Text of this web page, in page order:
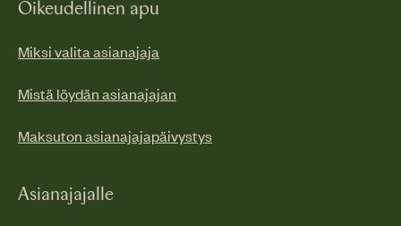
Oikeudellinen apu
Miksi valita asianajaja
Mistä löydän asianajajan
Maksuton asianajajapäivystys
Asianajajalle